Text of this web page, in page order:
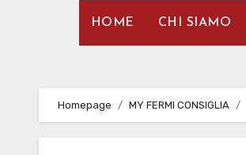
HOME CHI SIAMO
Homepage MY FERMI CONSIGLIA